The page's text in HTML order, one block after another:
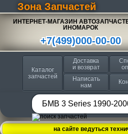
Зона Запчастей
ИНТЕРНЕТ-МАГАЗИН
ИНОМАРОК
+7(499)000-00-00
Каталог
запчастей
Доставка
и возврат
Написать
нам
на сайте ведуться